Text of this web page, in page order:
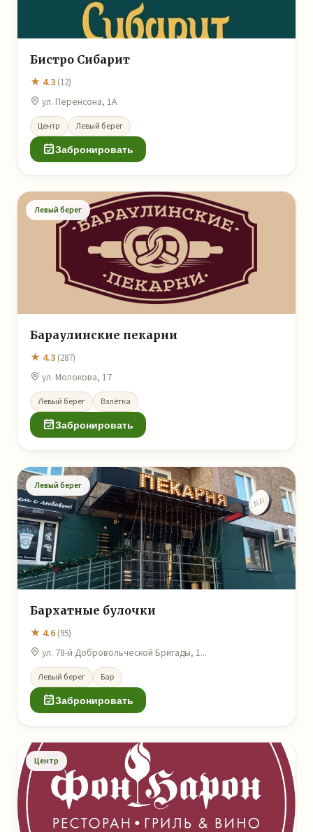
Бистро Сибарит
★ 4.3 (12)
ул. Перенсона, 1А
Центр Левый берег
Забронировать
Левый берег
Бараулинские пекарни
★ 4.3 (287)
ул. Молокова, 17
Левый берег Взлётка
Забронировать
Левый берег
Бархатные булочки
★ 4.6 (95)
ул. 78-й Добровольческой Бригады, 1...
Левый берег Бар
Забронировать
Центр